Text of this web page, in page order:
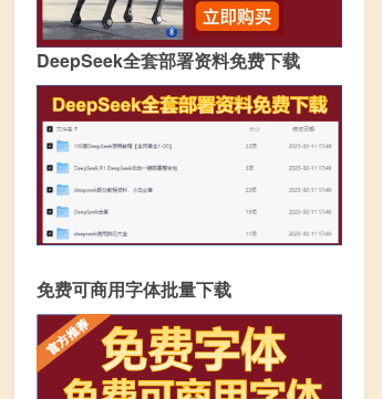
DeepSeek全套部署资料免费下载
免费可商用字体批量下载